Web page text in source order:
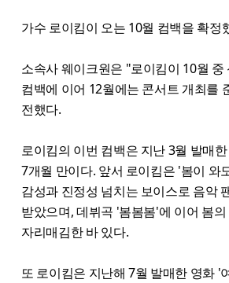
가수 로이킴이 오는 10월 컴백을 확정
소속사 웨이크원은 "로이킴이 10월 중
컴백에 이어 12월에는 콘서트 개최를
전했다.
로이킴의 이번 컴백은 지난 3월 발매
7개월 만이다. 앞서 로이킴은 '봄이 와
감성과 진정성 넘치는 보이스로 음악
받았으며, 데뷔곡 '봄봄봄'에 이어 봄
자리매김한 바 있다.
또 로이킴은 지난해 7월 발매한 영화 '